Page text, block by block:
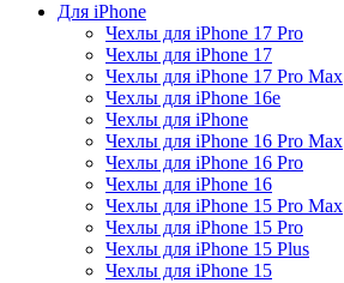
Для iPhone
Чехлы для iPhone 17 Pro
Чехлы для iPhone 17
Чехлы для iPhone 17 Pro Max
Чехлы для iPhone 16e
Чехлы для iPhone
Чехлы для iPhone 16 Pro Max
Чехлы для iPhone 16 Pro
Чехлы для iPhone 16
Чехлы для iPhone 15 Pro Max
Чехлы для iPhone 15 Pro
Чехлы для iPhone 15 Plus
Чехлы для iPhone 15